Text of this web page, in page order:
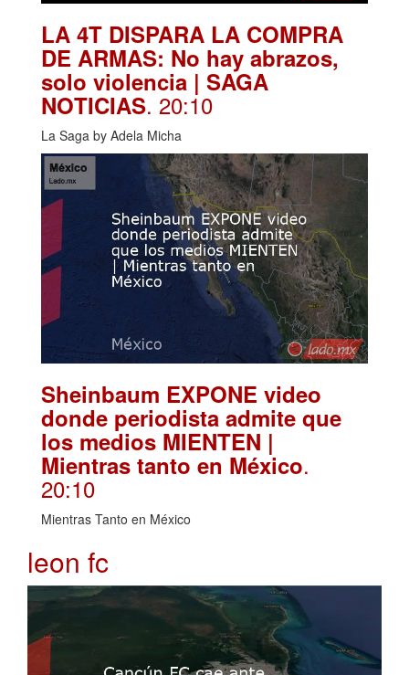
LA 4T DISPARA LA COMPRA
DE ARMAS: No hay abrazos,
solo violencia | SAGA
NOTICIAS. 20:10
La Saga by Adela Micha
Sheinbaum EXPONE video
donde periodista admite que
los medios MIENTEN |
Mientras tanto en México.
20:10
Mientras Tanto en México
leon fc